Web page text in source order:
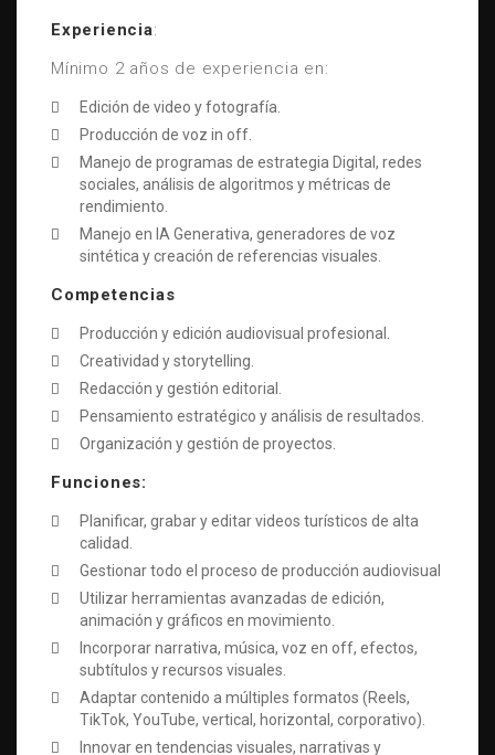
Experiencia:
Mínimo 2 años de experiencia en:
Edición de video y fotografía.
Producción de voz in off.
Manejo de programas de estrategia Digital, redes
sociales, análisis de algoritmos y métricas de
rendimiento.
Manejo en IA Generativa, generadores de voz
sintética y creación de referencias visuales.
Competencias
Producción y edición audiovisual profesional.
Creatividad y storytelling.
Redacción y gestión editorial.
Pensamiento estratégico y análisis de resultados.
Organización y gestión de proyectos.
Funciones:
Planificar, grabar y editar videos turísticos de alta
calidad.
Gestionar todo el proceso de producción audiovisual
Utilizar herramientas avanzadas de edición,
animación y gráficos en movimiento.
Incorporar narrativa, música, voz en off, efectos,
subtítulos y recursos visuales.
Adaptar contenido a múltiples formatos (Reels,
TikTok, YouTube, vertical, horizontal, corporativo).
Innovar en tendencias visuales, narrativas y